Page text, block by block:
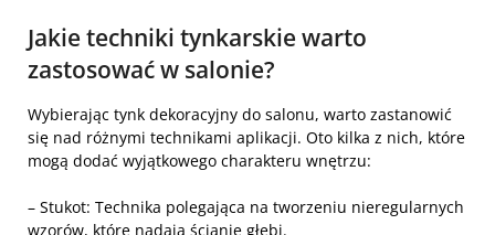
Jakie techniki tynkarskie warto
zastosować w salonie?
Wybierając tynk dekoracyjny do salonu, warto zastanowić
się nad różnymi technikami aplikacji. Oto kilka z nich, które
mogą dodać wyjątkowego charakteru wnętrzu:
– Stukot: Technika polegająca na tworzeniu nieregularnych
wzorów, które nadają ścianie głębi.